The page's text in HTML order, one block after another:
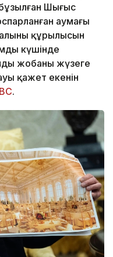
Шығыс
аумағы
құрылысын
күшінде
жобаны жүзеге
қажет екенін
.